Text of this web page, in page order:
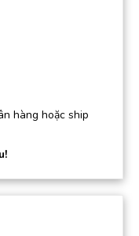
hàng hoặc ship